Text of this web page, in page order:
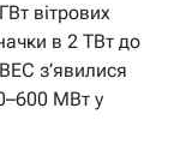
вітрових
в 2 ТВт до
з’явилися
МВт у